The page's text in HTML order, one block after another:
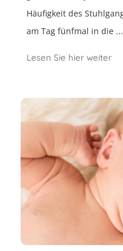
Häufigkeit des
am Tag fünfmal in die ...
Lesen Sie hier weiter